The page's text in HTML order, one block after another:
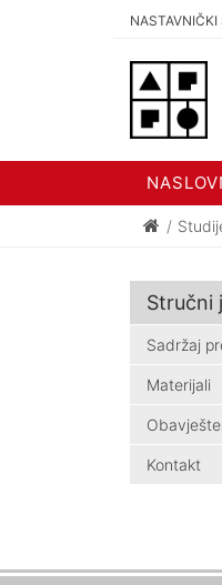
NASTAVNIČKI
Stručni
Sadržaj
Materijali
Kontakt